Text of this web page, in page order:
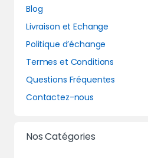
Blog
Livraison et Echange
Politique d’échange
Termes et Conditions
Questions Fréquentes
Contactez-nous
Nos Catégories